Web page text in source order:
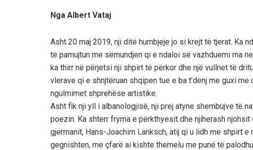
Nga Albert Vataj
Asht 20 maj 2019, nji ditë humbjeje jo si krejt të tjerat. Ka
të pamujtun me sëmundjen qi e ndaloi së vazhduemi ma
ka thirr në përjetsi nji shpirt të përkor dhe një vullnet të
vlerave qi e shnjtëruan shqipen tue e ba t’denj me guxi
ngulmimet shprehëse artistike.
Asht fik nji yll i albanologjisë, nji prej atyne shembujve të
poezin. Ka shterr fryma e përkthyesit dhe njiherash njohsit
gjermanit, Hans-Joachim Lanksch, atij qi u lidh me shpirt e
gegnishten, me çfarë ai kishte themelu me punë të